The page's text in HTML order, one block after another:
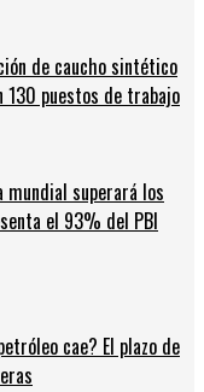
de caucho sintético
130 puestos de trabajo
mundial superará los
el 93% del PBI
cae? El plazo de